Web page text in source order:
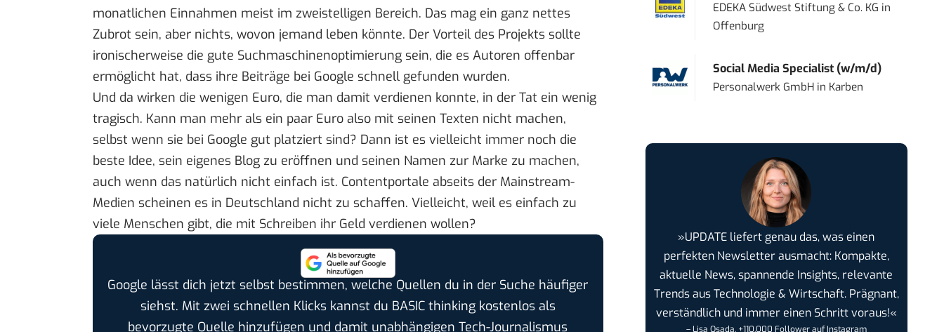
monatlichen Einnahmen meist im zweistelligen Bereich. Das mag ein ganz nettes
Zubrot sein, aber nichts, wovon jemand leben könnte. Der Vorteil des Projekts sollte
ironischerweise die gute Suchmaschinenoptimierung sein, die es Autoren offenbar
ermöglicht hat, dass ihre Beiträge bei Google schnell gefunden wurden.
Und da wirken die wenigen Euro, die man damit verdienen konnte, in der Tat ein wenig
tragisch. Kann man mehr als ein paar Euro also mit seinen Texten nicht machen,
selbst wenn sie bei Google gut platziert sind? Dann ist es vielleicht immer noch die
beste Idee, sein eigenes Blog zu eröffnen und seinen Namen zur Marke zu machen,
auch wenn das natürlich nicht einfach ist. Contentportale abseits der Mainstream-
Medien scheinen es in Deutschland nicht zu schaffen. Vielleicht, weil es einfach zu
viele Menschen gibt, die mit Schreiben ihr Geld verdienen wollen?
Google lässt dich jetzt selbst bestimmen, welche Quellen du in der Suche häufiger
siehst. Mit zwei schnellen Klicks kannst du BASIC thinking kostenlos als
bevorzugte Quelle hinzufügen und damit unabhängigen Tech-Journalismus
EDEKA Südwest Stiftung & Co. KG in
Offenburg
Social Media Specialist (w/m/d)
Personalwerk GmbH in Karben
»UPDATE liefert genau das, was einen
perfekten Newsletter ausmacht: Kompakte,
aktuelle News, spannende Insights, relevante
Trends aus Technologie & Wirtschaft. Prägnant,
verständlich und immer einen Schritt voraus!«
– Lisa Osada, +110.000 Follower auf Instagram